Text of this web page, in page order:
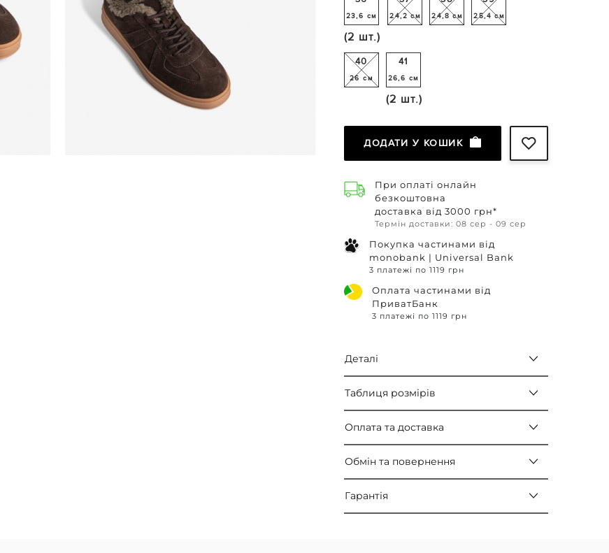
23,6 см
(2 шт.)
24,2 см 24,8 см 25,4 см
40
26 см
41
26,6 см
(2 шт.)
ДОДАТИ У КОШИК
При оплаті онлайн
безкоштовна
доставка від 3000 грн*
Термін доставки: 08 сер - 09 сер
Покупка частинами від
monobank | Universal Bank
3 платежі по 1119 грн
Оплата частинами від
ПриватБанк
3 платежі по 1119 грн
Деталі
Таблиця розмірів
Оплата та доставка
Обмін та повернення
Гарантія